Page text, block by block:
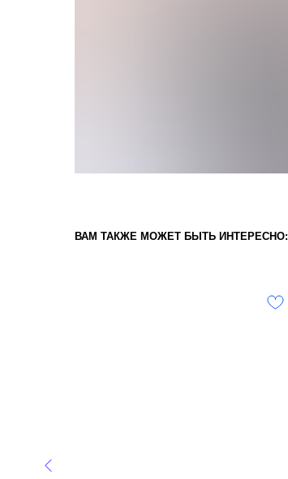
ВАМ ТАКЖЕ МОЖЕТ БЫТЬ ИНТЕРЕСНО: